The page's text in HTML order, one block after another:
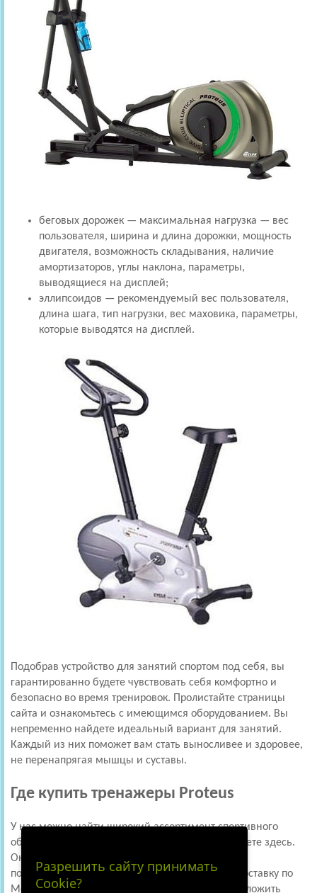
беговых дорожек — максимальная нагрузка — вес
пользователя, ширина и длина дорожки, мощность
двигателя, возможность складывания, наличие
амортизаторов, углы наклона, параметры,
выводящиеся на дисплей;
эллипсоидов — рекомендуемый вес пользователя,
длина шага, тип нагрузки, вес маховика, параметры,
которые выводятся на дисплей.
Подобрав устройство для занятий спортом под себя, вы
гарантированно будете чувствовать себя комфортно и
безопасно во время тренировок. Пролистайте страницы
сайта и ознакомьтесь с имеющимся оборудованием. Вы
непременно найдете идеальный вариант для занятий.
Каждый из них поможет вам стать выносливее и здоровее,
не перенапрягая мышцы и суставы.
Где купить тренажеры Proteus
У нас можно найти широкий ассортимент спортивного
оборудования. Купить тренажер Proteus вы можете здесь.
Он предлагается по доступной цене. Для наших
покупателей мы можем предложить быструю доставку по
Москве и области. Наши сотрудники могут предложить
Разрешить сайту принимать
Cookie?